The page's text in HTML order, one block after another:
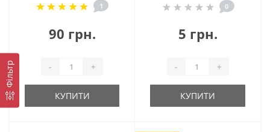
Фільтр
1
90 грн.
- +
КУПИТИ
0
5 грн.
- +
КУПИТИ